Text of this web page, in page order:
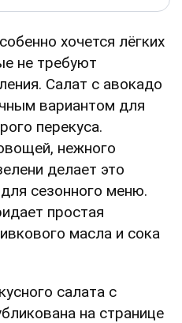
хочется лёгких
не требуют
Салат с авокадо
вариантом для
перекуса.
нежного
делает это
сезонного меню.
простая
масла и сока
салата с
на странице